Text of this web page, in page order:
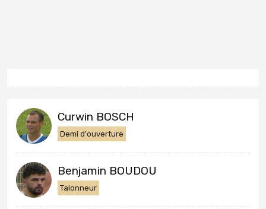
Curwin BOSCH
Demi d'ouverture
Benjamin BOUDOU
Talonneur